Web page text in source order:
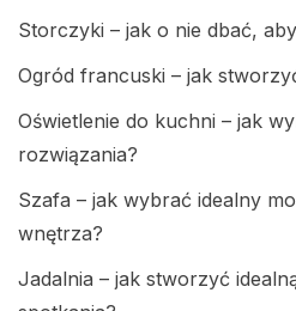
Storczyki – jak o nie dbać,
Ogród francuski – jak
Oświetlenie do kuchni – jak
rozwiązania?
Szafa – jak wybrać idealny
wnętrza?
Jadalnia – jak stworzyć